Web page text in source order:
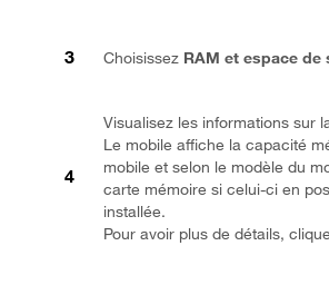
Choisissez RAM et espace de
Visualisez les informations sur
Le mobile affiche la capacité
mobile et selon le modèle du
carte mémoire si celui-ci en
installée.
Pour avoir plus de détails,